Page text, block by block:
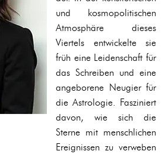
und kosmopolitischen
Atmosphäre dieses
Viertels entwickelte sie
früh eine Leidenschaft für
das Schreiben und eine
angeborene Neugier für
die Astrologie. Fasziniert
davon, wie sich die
Sterne mit menschlichen
Ereignissen zu verweben